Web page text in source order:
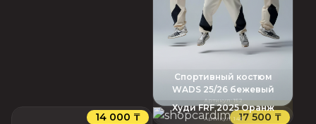
Спортивный костюм
WADS 25/26 бежевый
Артикул:152
14 000 ₸ 17 500 ₸
Худи FRF 2025 Оранж
Артикул: 145